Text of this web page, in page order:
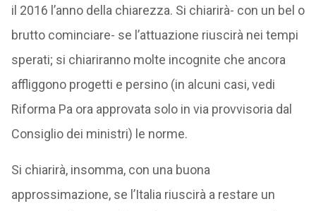
il 2016 l’anno della chiarezza. Si chiarirà- con un bel o
brutto cominciare- se l’attuazione riuscirà nei tempi
sperati; si chiariranno molte incognite che ancora
affliggono progetti e persino (in alcuni casi, vedi
Riforma Pa ora approvata solo in via provvisoria dal
Consiglio dei ministri) le norme.
Si chiarirà, insomma, con una buona
approssimazione, se l’Italia riuscirà a restare un